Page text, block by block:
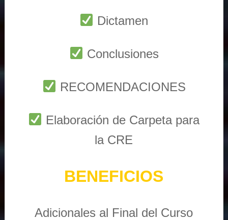
Dictamen
Conclusiones
RECOMENDACIONES
Elaboración de Carpeta para
la CRE
BENEFICIOS
Adicionales al Final del Curso